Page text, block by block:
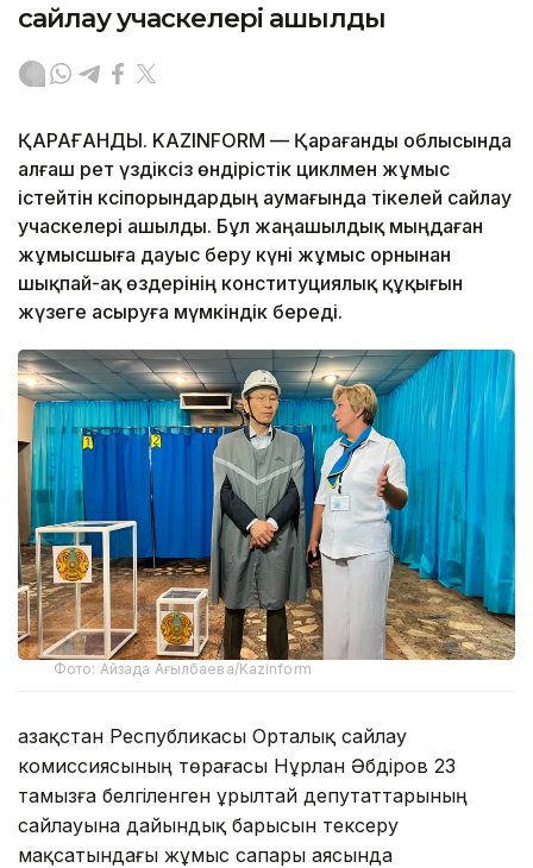
сайлау учаскелері ашылды
ҚАРАҒАНДЫ. KAZINFORM — Қарағанды облысында
алғаш рет үздіксіз өндірістік циклмен жұмыс
істейтін кәсіпорындардың аумағында тікелей сайлау
учаскелері ашылды. Бұл жаңашылдық мыңдаған
жұмысшыға дауыс беру күні жұмыс орнынан
шықпай-ақ өздерінің конституциялық құқығын
жүзеге асыруға мүмкіндік береді.
Фото: Айзада Ағылбаева/Kazinform
Қазақстан Республикасы Орталық сайлау
комиссиясының төрағасы Нұрлан Әбдіров 23
тамызға белгіленген Құрылтай депутаттарының
сайлауына дайындық барысын тексеру
мақсатындағы жұмыс сапары аясында